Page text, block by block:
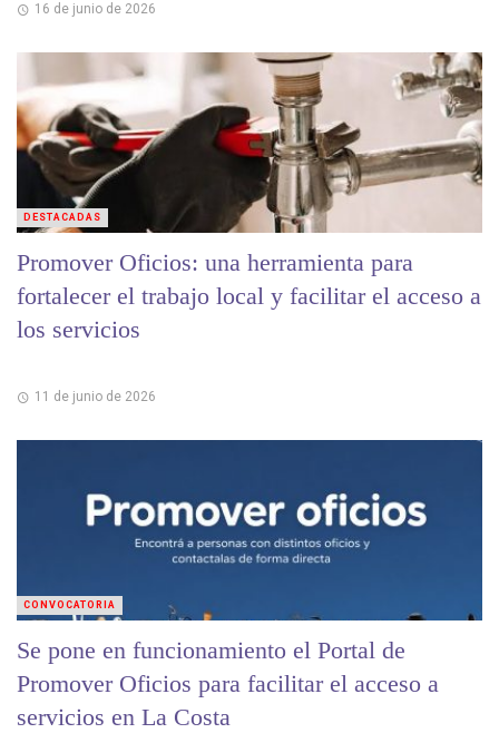
16 de junio de 2026
Promover Oficios: una herramienta para
fortalecer el trabajo local y facilitar el acceso a
los servicios
11 de junio de 2026
DESTACADAS
Se pone en funcionamiento el Portal de
Promover Oficios para facilitar el acceso a
servicios en La Costa
CONVOCATORIA